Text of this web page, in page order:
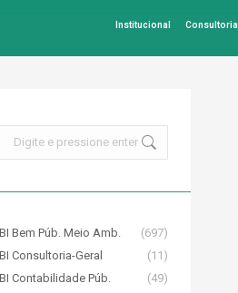
Institucional Consultoria
BI Bem Púb. Meio Amb.
(697)
BI Consultoria-Geral
(11)
BI Contabilidade Púb.
(49)